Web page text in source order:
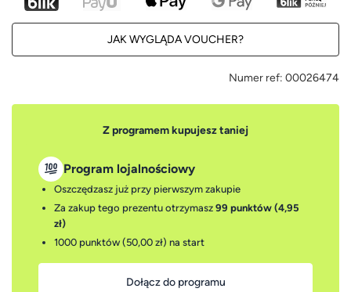
JAK WYGLĄDA VOUCHER?
Numer ref: 00026474
Z programem kupujesz taniej
Program lojalnościowy
Oszczędzasz już przy pierwszym zakupie
Za zakup tego prezentu otrzymasz 99 punktów (4,95
zł)
1000 punktów (50,00 zł) na start
Dołącz do programu